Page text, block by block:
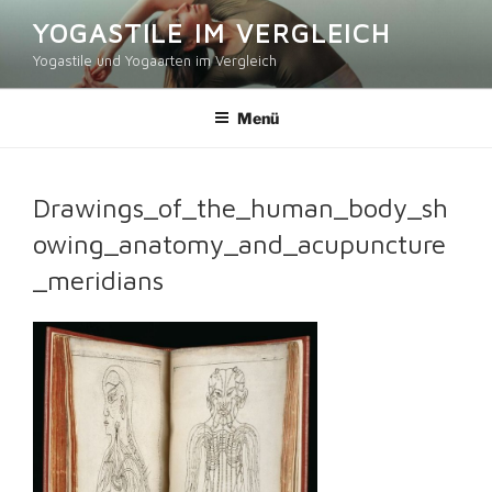
Inhalt
springen
YOGASTILE IM VERGLEICH
Yogastile und Yogaarten im Vergleich
Menü
Drawings_of_the_human_body_sh
owing_anatomy_and_acupuncture
_meridians